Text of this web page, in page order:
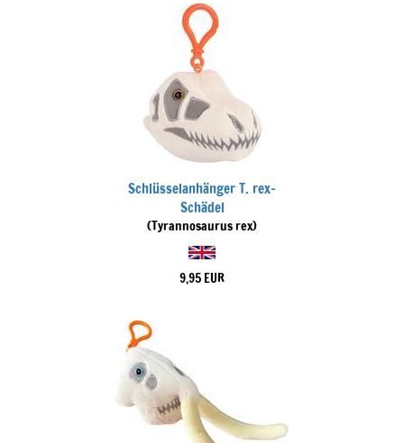
Schlüsselanhänger T. rex-
Schädel
(Tyrannosaurus rex)
9,95 EUR